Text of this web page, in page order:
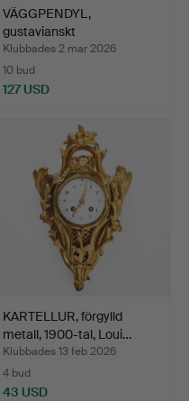
VÄGGPENDYL,
gustavianskt
stockholmsarbete,…
Klubbades 2 mar 2026
10 bud
127 USD
KARTELLUR, förgylld
metall, 1900-tal, Loui…
Klubbades 13 feb 2026
4 bud
43 USD